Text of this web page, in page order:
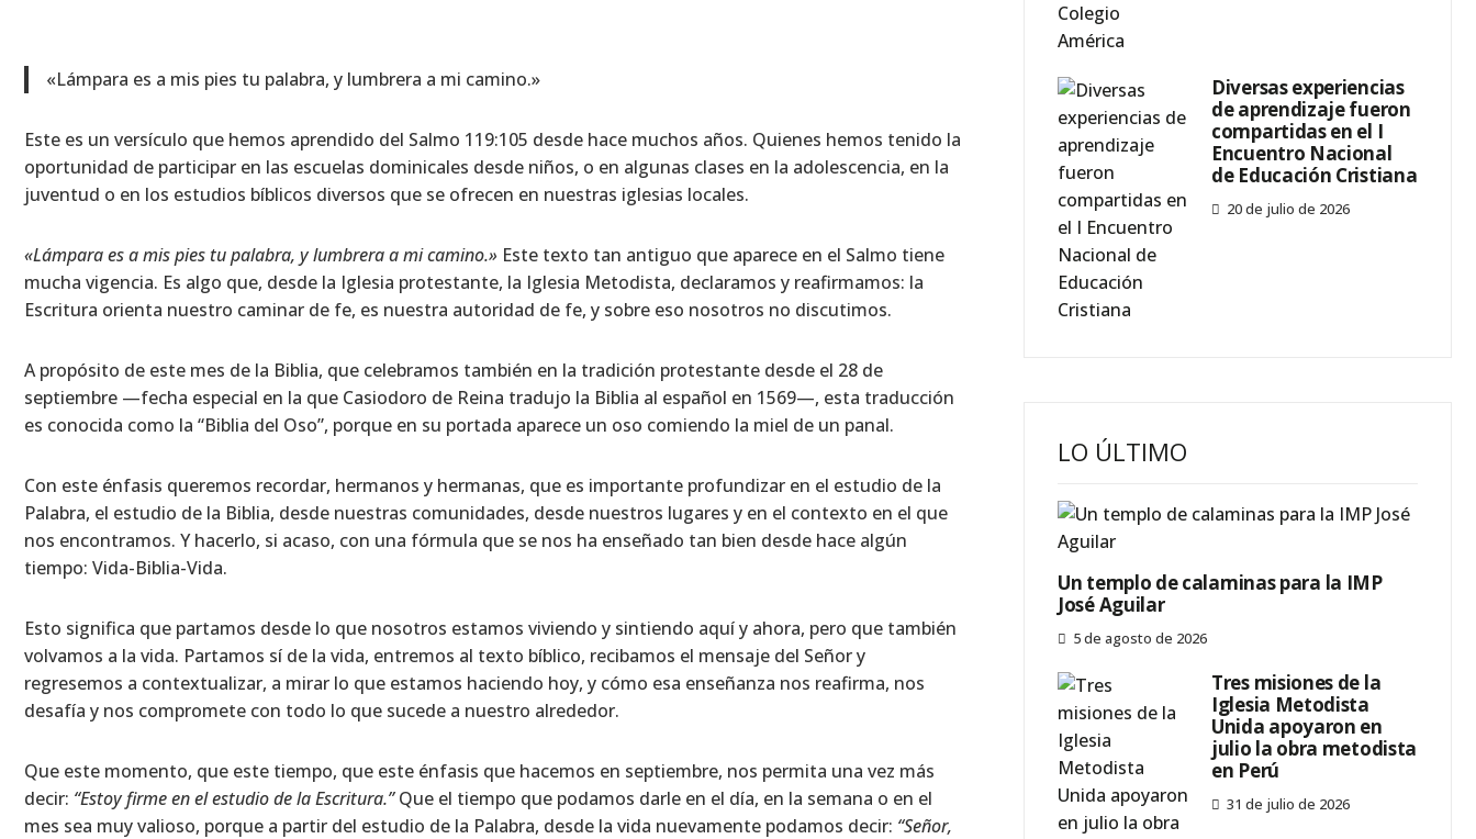
«Lámpara es a mis pies tu palabra, y lumbrera a mi camino.»
Este es un versículo que hemos aprendido del Salmo 119:105 desde hace muchos años. Quienes hemos tenido la
oportunidad de participar en las escuelas dominicales desde niños, o en algunas clases en la adolescencia, en la
juventud o en los estudios bíblicos diversos que se ofrecen en nuestras iglesias locales.
«Lámpara es a mis pies tu palabra, y lumbrera a mi camino.» Este texto tan antiguo que aparece en el Salmo tiene
mucha vigencia. Es algo que, desde la Iglesia protestante, la Iglesia Metodista, declaramos y reafirmamos: la
Escritura orienta nuestro caminar de fe, es nuestra autoridad de fe, y sobre eso nosotros no discutimos.
A propósito de este mes de la Biblia, que celebramos también en la tradición protestante desde el 28 de
septiembre —fecha especial en la que Casiodoro de Reina tradujo la Biblia al español en 1569—, esta traducción
es conocida como la “Biblia del Oso”, porque en su portada aparece un oso comiendo la miel de un panal.
Con este énfasis queremos recordar, hermanos y hermanas, que es importante profundizar en el estudio de la
Palabra, el estudio de la Biblia, desde nuestras comunidades, desde nuestros lugares y en el contexto en el que
nos encontramos. Y hacerlo, si acaso, con una fórmula que se nos ha enseñado tan bien desde hace algún
tiempo: Vida-Biblia-Vida.
Esto significa que partamos desde lo que nosotros estamos viviendo y sintiendo aquí y ahora, pero que también
volvamos a la vida. Partamos sí de la vida, entremos al texto bíblico, recibamos el mensaje del Señor y
regresemos a contextualizar, a mirar lo que estamos haciendo hoy, y cómo esa enseñanza nos reafirma, nos
desafía y nos compromete con todo lo que sucede a nuestro alrededor.
Que este momento, que este tiempo, que este énfasis que hacemos en septiembre, nos permita una vez más
decir: “Estoy firme en el estudio de la Escritura.”Que el tiempo que podamos darle en el día, en la semana o en el
mes sea muy valioso, porque a partir del estudio de la Palabra, desde la vida nuevamente podamos decir: “Señor,
Diversas experiencias
de aprendizaje fueron
compartidas en el I
Encuentro Nacional
de Educación Cristiana
20 de julio de 2026
LO ÚLTIMO
Un templo de calaminas para la IMP
José Aguilar
5 de agosto de 2026
Tres misiones de la
Iglesia Metodista
Unida apoyaron en
julio la obra metodista
en Perú
31 de julio de 2026